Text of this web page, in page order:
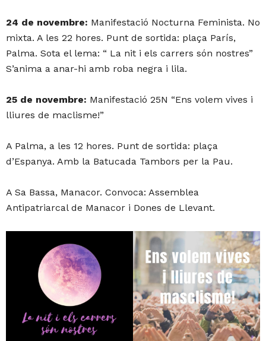
24 de novembre: Manifestació Nocturna Feminista. No
mixta. A les 22 hores. Punt de sortida: plaça París,
Palma. Sota el lema: “ La nit i els carrers són nostres”
S’anima a anar-hi amb roba negra i lila.
25 de novembre: Manifestació 25N “Ens volem vives i
lliures de maclisme!”
A Palma, a les 12 hores. Punt de sortida: plaça
d’Espanya. Amb la Batucada Tambors per la Pau.
A Sa Bassa, Manacor. Convoca: Assemblea
Antipatriarcal de Manacor i Dones de Llevant.